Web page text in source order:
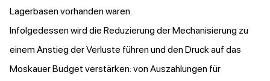
Lagerbasen vorhanden waren.
Infolgedessen wird die Reduzierung der Mechanisierung zu
einem Anstieg der Verluste führen und den Druck auf das
Moskauer Budget verstärken: von Auszahlungen für